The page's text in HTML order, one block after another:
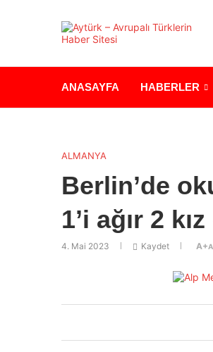
ANASAYFA HABERLER
ALMANYA
Berlin’de
1’i ağır 2
4. Mai 2023 Kaydet A+